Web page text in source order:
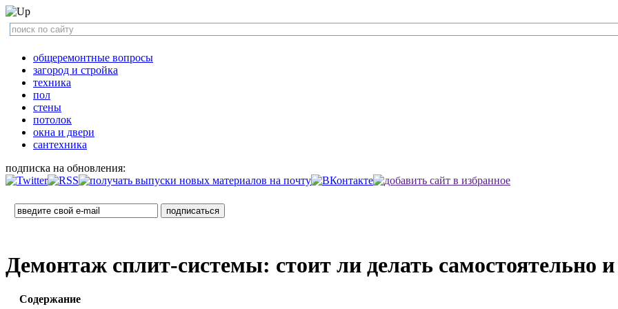
общеремонтные вопросы
загород и стройка
техника
пол
стены
потолок
окна и двери
сантехника
подписка на обновления:
Демонтаж сплит-системы: стоит ли делать самостоятельно
Содержание